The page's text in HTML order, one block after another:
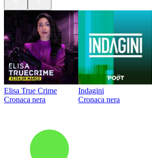
Elisa True Crime
Cronaca nera
Indagini
Cronaca nera